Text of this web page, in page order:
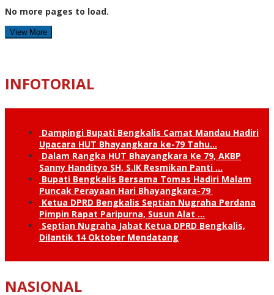
No more pages to load.
View More
INFOTORIAL
Dampingi Bupati Bengkalis Camat Mandau Hadiri
Upacara HUT Bhayangkara ke-79 Tahu…
Dalam Rangka HUT Bhayangkara Ke 79, AKBP
Sanny Handityo SH, S.IK Resmikan Panti …
Bupati Bengkalis Bersama Tomas Hadiri Malam
Puncak Perayaan Hari Bhayangkara-79
Ketua DPRD Bengkalis Septian Nugraha Perdana
Pimpin Rapat Paripurna, Susun Alat …
Septian Nugraha Jabat Ketua DPRD Bengkalis,
Dilantik 14 Oktober Mendatang
NASIONAL